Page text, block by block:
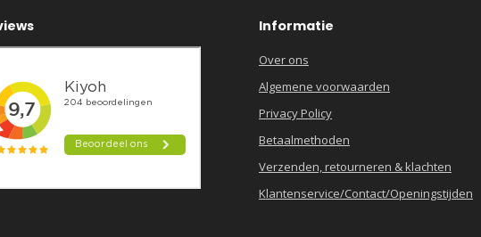
Informatie
Over ons
Algemene voorwaarden
Privacy Policy
Betaalmethoden
Verzenden, retourneren & klachten
Klantenservice/Contact/Openingstijden